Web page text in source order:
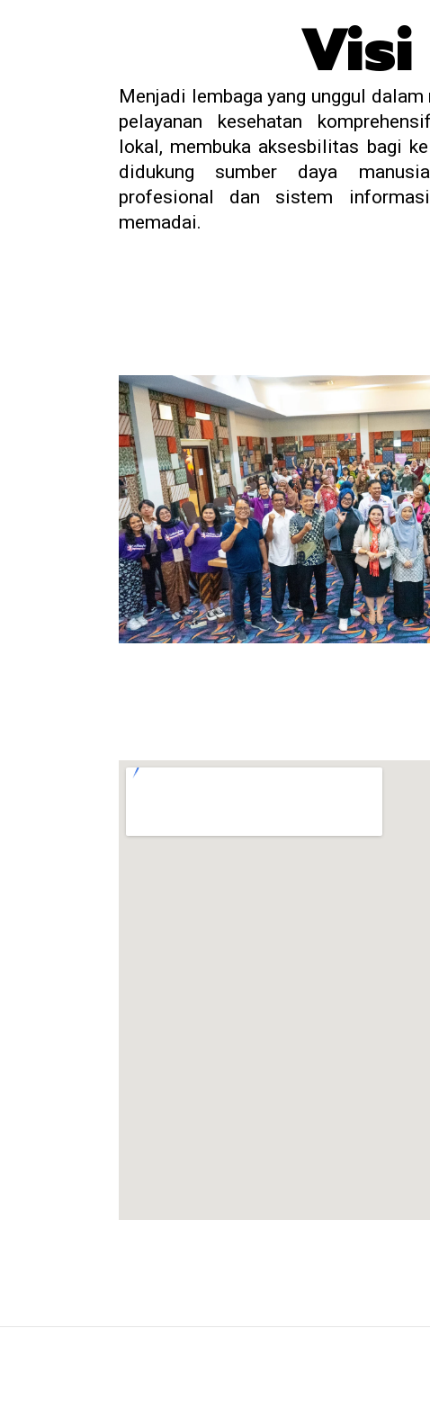
Visi
Menjadi lembaga yang unggul
pelayanan kesehatan
lokal, membuka aksesbilitas bagi
didukung sumber daya
profesional dan sistem
memadai.